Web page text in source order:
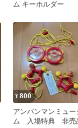
ム キーホルダー
¥800
アンパンマンミュー
ム 入場特典 非売